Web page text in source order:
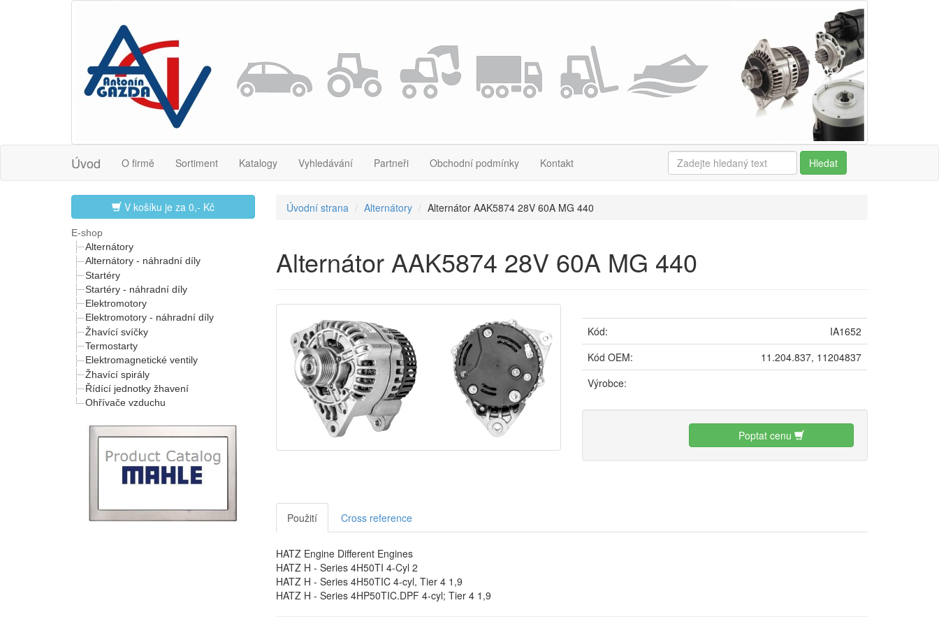
Úvod O firmě Sortiment Katalogy Vyhledávání Partneři Obchodní podmínky Kontakt Hledat
V košíku je za 0,- Kč
E-shop
Alternátory
Alternátory - náhradní díly
Startéry
Startéry - náhradní díly
Elektromotory
Elektromotory - náhradní díly
Žhavící svíčky
Termostarty
Elektromagnetické ventily
Žhavící spirály
Řídící jednotky žhavení
Ohřívače vzduchu
Úvodní strana Alternátory Alternátor AAK5874 28V 60A MG 440
Alternátor AAK5874 28V 60A MG 440
Kód:
IA1652
Kód OEM:
11.204.837, 11204837
Výrobce:
Poptat cenu
Použití Cross reference
HATZ Engine Different Engines
HATZ H - Series 4H50TI 4-Cyl 2
HATZ H - Series 4H50TIC 4-cyl, Tier 4 1,9
HATZ H - Series 4HP50TIC.DPF 4-cyl; Tier 4 1,9